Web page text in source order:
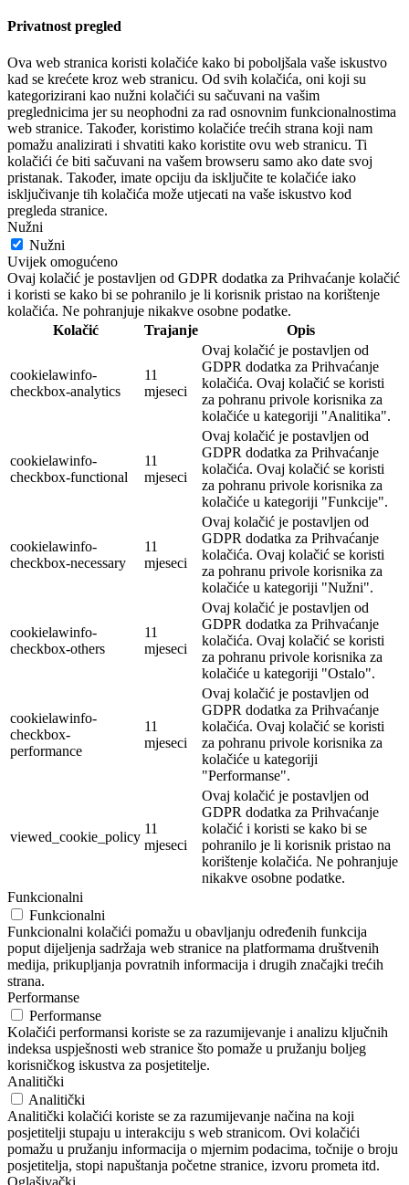
Privatnost pregled
Ova web stranica koristi kolačiće kako bi poboljšala vaše iskustvo
kad se krećete kroz web stranicu. Od svih kolačića, oni koji su
kategorizirani kao nužni kolačići su sačuvani na vašim
preglednicima jer su neophodni za rad osnovnim funkcionalnostima
web stranice. Također, koristimo kolačiće trećih strana koji nam
pomažu analizirati i shvatiti kako koristite ovu web stranicu. Ti
kolačići će biti sačuvani na vašem browseru samo ako date svoj
pristanak. Također, imate opciju da isključite te kolačiće iako
isključivanje tih kolačića može utjecati na vaše iskustvo kod
pregleda stranice.
Nužni
Nužni
Uvijek omogućeno
Ovaj kolačić je postavljen od GDPR dodatka za Prihvaćanje kolačić
i koristi se kako bi se pohranilo je li korisnik pristao na korištenje
kolačića. Ne pohranjuje nikakve osobne podatke.
Kolačić
Trajanje Opis
cookielawinfo-
checkbox-analytics
11
mjeseci
Ovaj kolačić je postavljen od
GDPR dodatka za Prihvaćanje
kolačića. Ovaj kolačić se koristi
za pohranu privole korisnika za
kolačiće u kategoriji "Analitika".
cookielawinfo-
checkbox-functional
11
mjeseci
Ovaj kolačić je postavljen od
GDPR dodatka za Prihvaćanje
kolačića. Ovaj kolačić se koristi
za pohranu privole korisnika za
kolačiće u kategoriji "Funkcije".
cookielawinfo-
checkbox-necessary
11
mjeseci
Ovaj kolačić je postavljen od
GDPR dodatka za Prihvaćanje
kolačića. Ovaj kolačić se koristi
za pohranu privole korisnika za
kolačiće u kategoriji "Nužni".
cookielawinfo-
checkbox-others
11
mjeseci
Ovaj kolačić je postavljen od
GDPR dodatka za Prihvaćanje
kolačića. Ovaj kolačić se koristi
za pohranu privole korisnika za
kolačiće u kategoriji "Ostalo".
cookielawinfo-
checkbox-
performance
11
mjeseci
Ovaj kolačić je postavljen od
GDPR dodatka za Prihvaćanje
kolačića. Ovaj kolačić se koristi
za pohranu privole korisnika za
kolačiće u kategoriji
"Performanse".
viewed_cookie_policy
11
mjeseci
Ovaj kolačić je postavljen od
GDPR dodatka za Prihvaćanje
kolačić i koristi se kako bi se
pohranilo je li korisnik pristao na
korištenje kolačića. Ne pohranjuje
nikakve osobne podatke.
Funkcionalni
Funkcionalni
Funkcionalni kolačići pomažu u obavljanju određenih funkcija
poput dijeljenja sadržaja web stranice na platformama društvenih
medija, prikupljanja povratnih informacija i drugih značajki trećih
strana.
Performanse
Performanse
Kolačići performansi koriste se za razumijevanje i analizu ključnih
indeksa uspješnosti web stranice što pomaže u pružanju boljeg
korisničkog iskustva za posjetitelje.
Analitički
Analitički
Analitički kolačići koriste se za razumijevanje načina na koji
posjetitelji stupaju u interakciju s web stranicom. Ovi kolačići
pomažu u pružanju informacija o mjernim podacima, točnije o broju
posjetitelja, stopi napuštanja početne stranice, izvoru prometa itd.
Oglašivački